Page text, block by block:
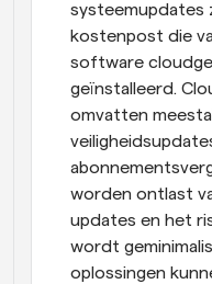
systeemupdates
kostenpost die
software
geïnstalleerd.
omvatten
worden ontlast
updates en het
wordt
oplossingen